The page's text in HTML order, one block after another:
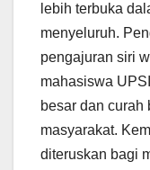
lebih terbuka
menyeluruh.
pengajuran siri
mahasiswa
besar dan curah
masyarakat.
diteruskan bagi